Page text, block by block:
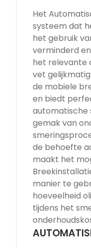
Het
systeem dat
het gebruik
verminderd
het relevante
vet
de mobiele
en biedt
automatische
gemak van
de behoefte
maakt het
manier te
hoeveelheid
tijdens het